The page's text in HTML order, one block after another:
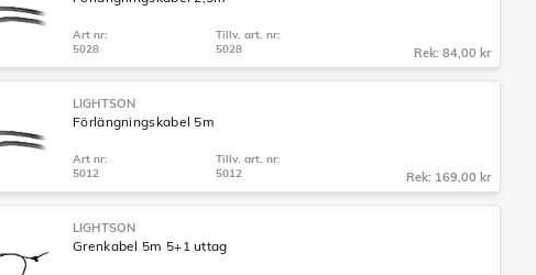
Art nr:
5028
Tillv. art. nr:
5028
Rek: 84,00 kr
LIGHTSON
Förlängningskabel 5m
Art nr:
5012
Tillv. art. nr:
5012
Rek: 169,00 kr
LIGHTSON
Grenkabel 5m 5+1 uttag